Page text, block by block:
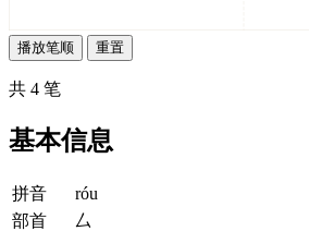
播放笔顺 重置
共 4 笔
基本信息
拼音
róu
部首
厶